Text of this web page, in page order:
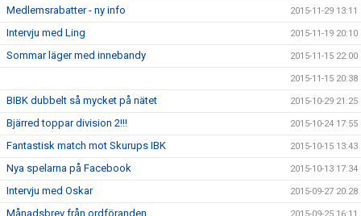
Medlemsrabatter - ny info 2015-11-29 13:11
Intervju med Ling 2015-11-19 20:10
Sommar läger med innebandy 2015-11-15 22:00
2015-11-15 20:38
BIBK dubbelt så mycket på nätet 2015-10-29 21:25
Bjärred toppar division 2!!! 2015-10-24 17:55
Fantastisk match mot Skurups IBK 2015-10-15 13:43
Nya spelarna på Facebook 2015-10-13 17:34
Intervju med Oskar 2015-09-27 20:28
Månadsbrev från ordföranden